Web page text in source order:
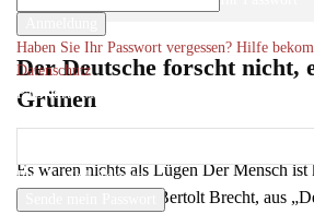
Haben Sie Ihr Passwort vergessen? Hilfe
Datenschutz
Passwort-Wiederherstellung
Ihre E-Mail-Adresse
Der Deutsche forscht nicht,
Grünen
Es waren nichts als Lügen Der Mensch
ein Mensch fliegen (Bertolt Brecht, aus